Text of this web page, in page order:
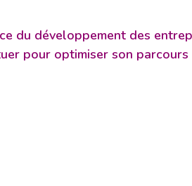
du développement des
pour optimiser son